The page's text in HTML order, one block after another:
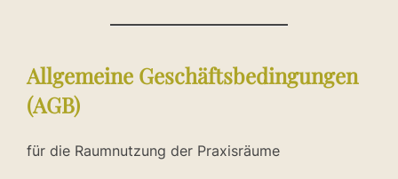
Allgemeine Geschäftsbedingungen
(AGB)
für die Raumnutzung der Praxisräume